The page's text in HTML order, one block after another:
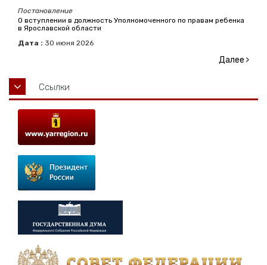
Постановление
О вступлении в должность Уполномоченного по правам ребенка
в Ярославской области
Дата : 30 июня 2026
Далее
Ссылки